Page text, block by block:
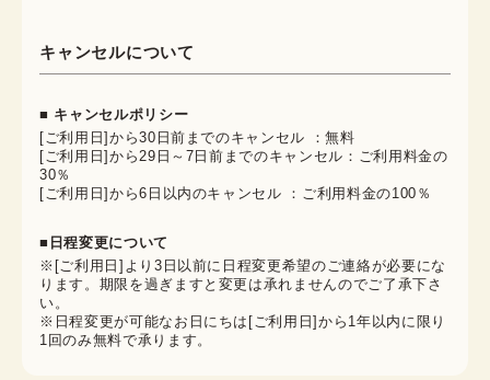
キャンセルについて
■ キャンセルポリシー
[ご利用日]から30日前までのキャンセル ：無料
[ご利用日]から29日～7日前までのキャンセル：ご利用料金の
30％
[ご利用日]から6日以内のキャンセル ：ご利用料金の100％
■日程変更について
※[ご利用日]より3日以前に日程変更希望のご連絡が必要にな
ります。期限を過ぎますと変更は承れませんのでご了承下さ
い。
※日程変更が可能なお日にちは[ご利用日]から1年以内に限り
1回のみ無料で承ります。